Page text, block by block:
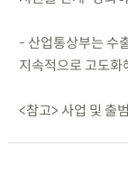
- 산업통상부는 수
지속적으로 고도화
<참고> 사업 및 출